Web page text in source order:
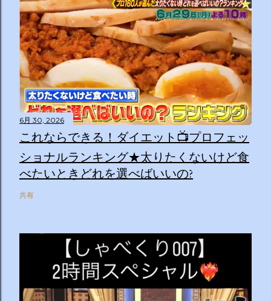
6月 30, 2026
これならできる！ダイエット📺プロフェッ
ショナルランキング★太りたくないけど食
べたいときどれを選べばいいの?
共有